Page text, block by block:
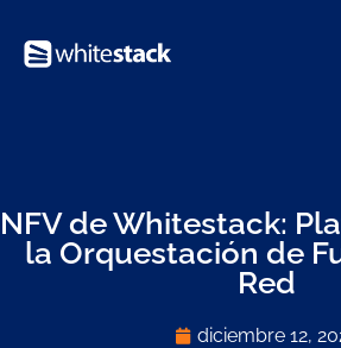
NFV de Whitestack:
la Orquestación de
Red
diciembre 12,